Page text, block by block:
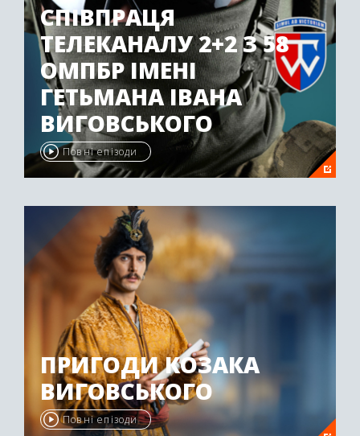
СПІВПРАЦЯ
ТЕЛЕКАНАЛУ 2+2 З 58
ОМПБР ІМЕНІ
ГЕТЬМАНА ІВАНА
ВИГОВСЬКОГО
Повні епізоди
ПРИГОДИ КОЗАКА
ВИГОВСЬКОГО
Повні епізоди